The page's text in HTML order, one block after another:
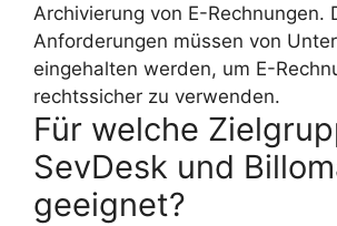
Archivierung von E-Rechnungen.
Anforderungen müssen von
eingehalten werden, um E-
rechtssicher zu verwenden.
Für welche
SevDesk und
geeignet?